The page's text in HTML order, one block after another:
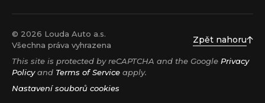
© 2026 Louda Auto a.s.
Všechna práva vyhrazena
Zpět nahoru
This site is protected by reCAPTCHA and the Google Privacy
Policyand Terms of Service apply.
Nastavení souborů cookies